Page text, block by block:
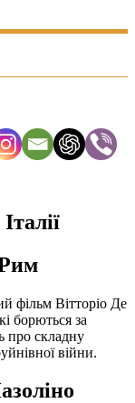
фільм Вітторіо Де
борються за
про складну
війни.